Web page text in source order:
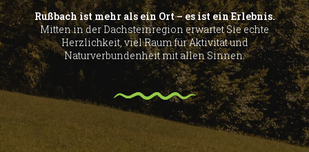
Rußbach ist mehr als ein Ort – es ist ein Erlebnis.
Mitten in der Dachsteinregion erwartet Sie echte
Herzlichkeit, viel Raum für Aktivität und
Naturverbundenheit mit allen Sinnen.